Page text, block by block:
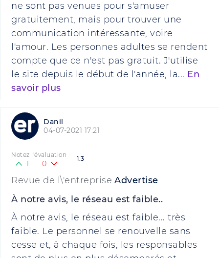
ne sont pas venues pour s'amuser
gratuitement, mais pour trouver une
communication intéressante, voire
l'amour. Les personnes adultes se rendent
compte que ce n'est pas gratuit. J'utilise
le site depuis le début de l'année, la... En
savoir plus
Danil
04-07-2021 17:21
1.3
Notez l'évaluation
1 0
Revue de l\'entreprise Advertise
À notre avis, le réseau est faible..
À notre avis, le réseau est faible... très
faible. Le personnel se renouvelle sans
cesse et, à chaque fois, les responsables